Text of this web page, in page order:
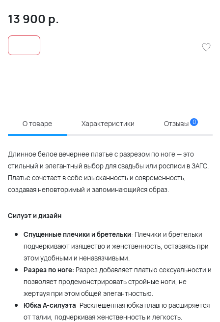
13 900 р.
О товаре Характеристики Отзывы 0
Длинное белое вечернее платье с разрезом по ноге — это
стильный и элегантный выбор для свадьбы или росписи в ЗАГС.
Платье сочетает в себе изысканность и современность,
создавая неповторимый и запоминающийся образ.
Силуэт и дизайн
Спущенные плечики и бретельки: Плечики и бретельки
подчеркивают изящество и женственность, оставаясь при
этом удобными и ненавязчивыми.
Разрез по ноге: Разрез добавляет платью сексуальности и
позволяет продемонстрировать стройные ноги, не
жертвуя при этом общей элегантностью.
Юбка А-силуэта: Расклешенная юбка плавно расширяется
от талии, подчеркивая женственность и легкость.